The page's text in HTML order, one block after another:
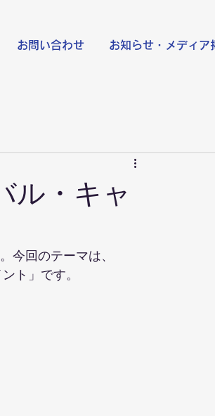
お問い合わせ お知らせ・メディア
ル・キャ
今回のテーマは、
ト」です。